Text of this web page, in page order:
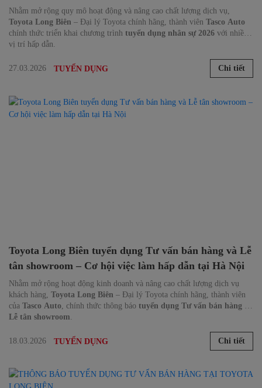
Nhằm mở rộng quy mô hoạt động và nâng cao chất lượng dịch vụ,
Toyota Long Biên – Đại lý Toyota chính hãng, thành viên Tasco Auto
chính thức triển khai chương trình tuyển dụng nhân sự 2026 với nhiều
vị trí hấp dẫn.
27.03.2026 TUYỂN DỤNG Chi tiết
Toyota Long Biên tuyển dụng Tư vấn bán hàng và Lễ
tân showroom – Cơ hội việc làm hấp dẫn tại Hà Nội
Nhằm mở rộng hoạt động kinh doanh và nâng cao chất lượng dịch vụ
khách hàng, Toyota Long Biên – Đại lý Toyota chính hãng, thành viên
của Tasco Auto, chính thức thông báo tuyển dụng Tư vấn bán hàng và
Lễ tân showroom.
18.03.2026 TUYỂN DỤNG Chi tiết